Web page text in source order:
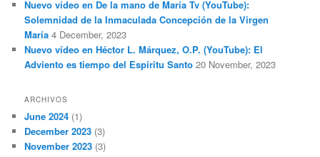
Nuevo vídeo en De la mano de María Tv (YouTube):
Solemnidad de la Inmaculada Concepción de la Virgen
María 4 December, 2023
Nuevo vídeo en Héctor L. Márquez, O.P. (YouTube): El
Adviento es tiempo del Espíritu Santo 20 November, 2023
ARCHIVOS
June 2024 (1)
December 2023 (3)
November 2023 (3)